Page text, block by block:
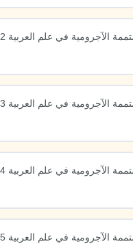
الآجرومية في علم العربية 62
الآجرومية في علم العربية 63
الآجرومية في علم العربية 64
الآجرومية في علم العربية 65